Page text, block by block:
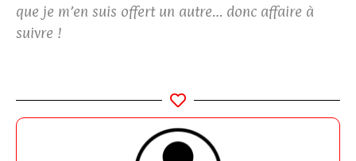
que je m’en suis offert un autre… donc affaire à
suivre !